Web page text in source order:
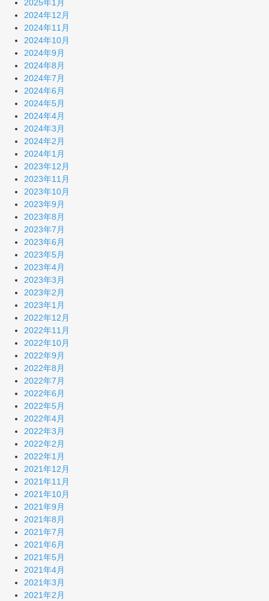
2025年1月
2024年12月
2024年11月
2024年10月
2024年9月
2024年8月
2024年7月
2024年6月
2024年5月
2024年4月
2024年3月
2024年2月
2024年1月
2023年12月
2023年11月
2023年10月
2023年9月
2023年8月
2023年7月
2023年6月
2023年5月
2023年4月
2023年3月
2023年2月
2023年1月
2022年12月
2022年11月
2022年10月
2022年9月
2022年8月
2022年7月
2022年6月
2022年5月
2022年4月
2022年3月
2022年2月
2022年1月
2021年12月
2021年11月
2021年10月
2021年9月
2021年8月
2021年7月
2021年6月
2021年5月
2021年4月
2021年3月
2021年2月